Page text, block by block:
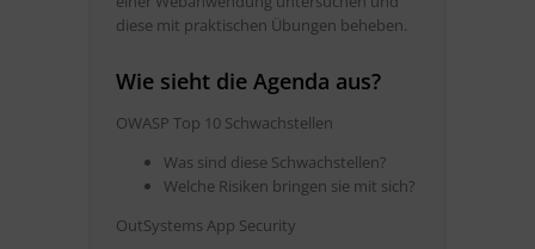
diese mit praktischen Übungen beheben.
Wie sieht die Agenda aus?
OWASP Top 10 Schwachstellen
Was sind diese Schwachstellen?
Welche Risiken bringen sie mit sich?
OutSystems App Security